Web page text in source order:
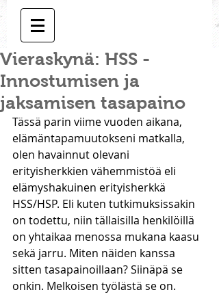
Vieraskynä: HSS -
Innostumisen ja
jaksamisen tasapaino
Tässä parin viime vuoden aikana,
elämäntapamuutokseni matkalla,
olen havainnut olevani
erityisherkkien vähemmistöä eli
elämyshakuinen erityisherkkä
HSS/HSP. Eli kuten tutkimuksissakin
on todettu, niin tällaisilla henkilöillä
on yhtaikaa menossa mukana kaasu
sekä jarru. Miten näiden kanssa
sitten tasapainoillaan? Siinäpä se
onkin. Melkoisen työlästä se on.